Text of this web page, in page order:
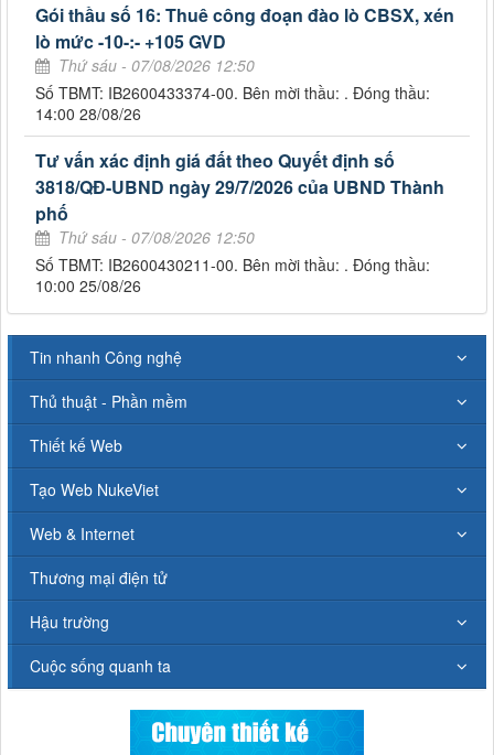
Gói thầu số 16: Thuê công đoạn đào lò CBSX, xén
lò mức -10-:- +105 GVD
Thứ sáu - 07/08/2026 12:50
Số TBMT: IB2600433374-00. Bên mời thầu: . Đóng thầu:
14:00 28/08/26
Tư vấn xác định giá đất theo Quyết định số
3818/QĐ-UBND ngày 29/7/2026 của UBND Thành
phố
Thứ sáu - 07/08/2026 12:50
Số TBMT: IB2600430211-00. Bên mời thầu: . Đóng thầu:
10:00 25/08/26
Tin nhanh Công nghệ
Thủ thuật - Phần mềm
Thiết kế Web
Tạo Web NukeViet
Web & Internet
Thương mại điện tử
Hậu trường
Cuộc sống quanh ta